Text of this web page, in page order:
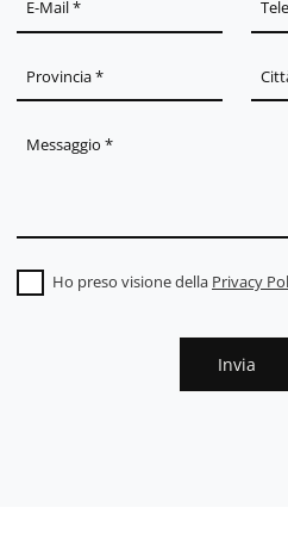
Ho preso visione della Privacy
Invia